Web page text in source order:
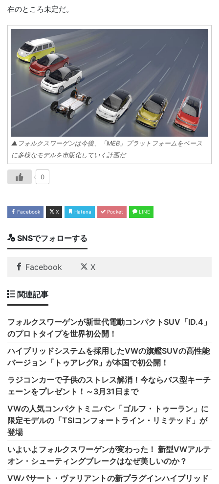
在のところ未定だ。
▲フォルクスワーゲンは今後、「MEB」プラットフォームをベース
に多様なモデルを市販化していく計画だ
0
Facebook X Hatena Pocket LINE
SNSでフォローする
Facebook X
関連記事
フォルクスワーゲンが新世代電動コンパクトSUV「ID.4」
のプロトタイプを世界初公開！
ハイブリッドシステムを採用したVWの旗艦SUVの高性能
バージョン「トゥアレグR」が本国で初公開！
ラジコンカーで子供のストレス解消！今ならバス型キーチ
ェーンをプレゼント！～3月31日まで
VWの人気コンパクトミニバン「ゴルフ・トゥーラン」に
限定モデルの「TSIコンフォートライン・リミテッド」が
登場
いよいよフォルクスワーゲンが変わった！ 新型VWアルテ
オン・シューティングブレークはなぜ美しいのか？
VWパサート・ヴァリアントの新プラグインハイブリッド